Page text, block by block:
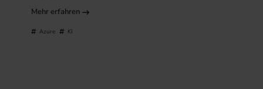
Mehr erfahren
Azure KI